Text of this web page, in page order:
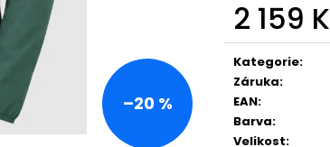
2 159
Měrná
cena:
Kategorie:
Záruka:
EAN:
Barva:
Velikost:
–20 %